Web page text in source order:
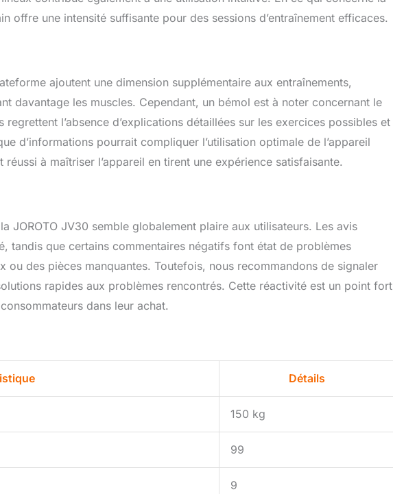
à vie pour résoudre rapidement tous vos problèmes et fournir des
offre une intensité suffisante pour des sessions d’entraînement efficaces.
ajoutent une dimension supplémentaire aux entraînements,
davantage les muscles. Cependant, un bémol est à noter concernant le
l’absence d’explications détaillées sur les exercices possibles et
d’informations pourrait compliquer l’utilisation optimale de l’appareil
à maîtriser l’appareil en tirent une expérience satisfaisante.
JOROTO JV30 semble globalement plaire aux utilisateurs. Les avis
tandis que certains commentaires négatifs font état de problèmes
ou des pièces manquantes. Toutefois, nous recommandons de signaler
rapides aux problèmes rencontrés. Cette réactivité est un point fort
dans leur achat.
Détails
150 kg
99
9